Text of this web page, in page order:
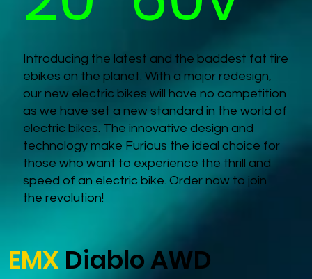
EMX Diablo AWD
Introducing the latest and the baddest fat tire
ebikes on the planet. With a major redesign,
our new electric bikes will have no competition
as we have set a new standard in the world of
electric bikes. The innovative design and
technology make Furious the ideal choice for
those who want to experience the thrill and
speed of an electric bike. Order now to join
the revolution!